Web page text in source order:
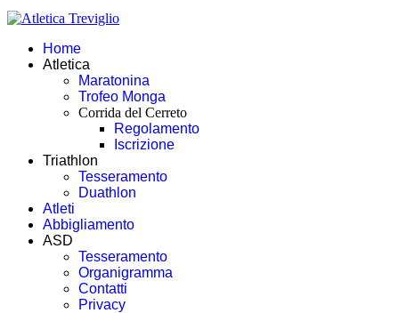
Home
Atletica
Maratonina
Trofeo Monga
Corrida del Cerreto
Regolamento
Iscrizione
Triathlon
Tesseramento
Duathlon
Atleti
Abbigliamento
ASD
Tesseramento
Organigramma
Contatti
Privacy